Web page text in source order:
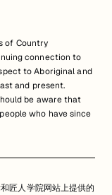
of Country
connection to
to Aboriginal and
and present.
be aware that
who have since
匠人学院网站上提供的